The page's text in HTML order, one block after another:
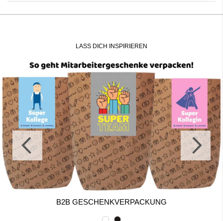
LASS DICH INSPIRIEREN
B2B GESCHENKVERPACKUNG